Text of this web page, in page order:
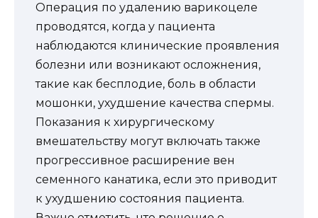
Операция по удалению варикоцеле
проводятся, когда у пациента
наблюдаются клинические проявления
болезни или возникают осложнения,
такие как бесплодие, боль в области
мошонки, ухудшение качества спермы.
Показания к хирургическому
вмешательству могут включать также
прогрессивное расширение вен
семенного канатика, если это приводит
к ухудшению состояния пациента.